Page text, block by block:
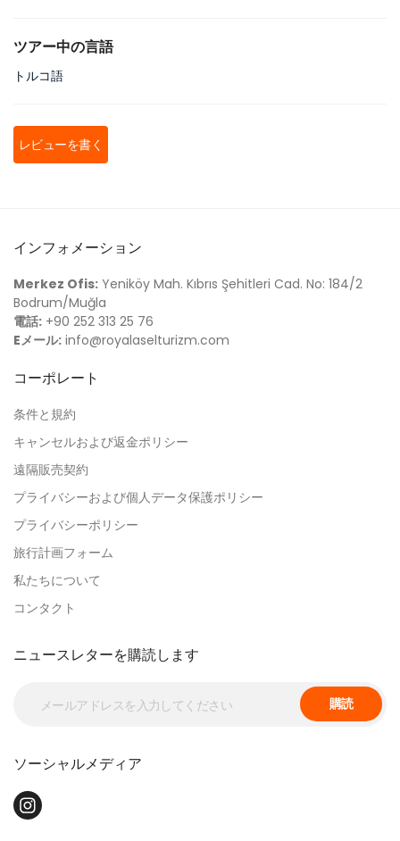
ツアー中の言語
トルコ語
レビューを書く
インフォメーション
Merkez Ofis: Yeniköy Mah. Kıbrıs Şehitleri Cad. No: 184/2
Bodrum/Muğla
電話: +90 252 313 25 76
Eメール: info@royalaselturizm.com
コーポレート
条件と規約
キャンセルおよび返金ポリシー
遠隔販売契約
プライバシーおよび個人データ保護ポリシー
プライバシーポリシー
旅行計画フォーム
私たちについて
コンタクト
ニュースレターを購読します
購読
ソーシャルメディア